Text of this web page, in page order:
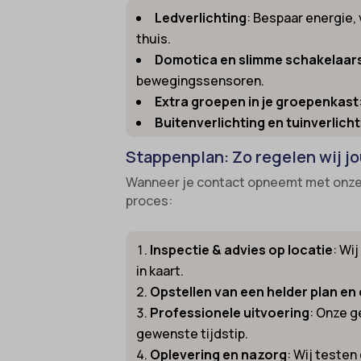
Ledverlichting: Bespaar
thuis.
Domotica en slimme
bewegingssensoren.
Extra groepen in je groepenkast
Buitenverlichting en
Stappenplan: Zo regelen wij
Wanneer je contact opneemt met
proces:
Inspectie & advies op locatie:
in kaart.
Opstellen van een helder plan
Professionele uitvoering: Onze
gewenste tijdstip.
Oplevering en nazorg: Wij testen
wp-
wp-
cookie-*
et-
et-